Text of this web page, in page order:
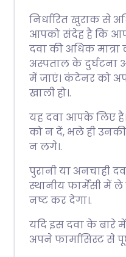
निर्धारित खुराक से
आपको संदेह है कि
दवा की अधिक
अस्पताल के दुर्घटना
में जाएं। कंटेनर को
खाली हो।.
यह दवा आपके लिए
को न दें, भले ही
न लगे।.
पुरानी या अनचाही
स्थानीय फार्मेसी में
नष्ट कर देगा।.
यदि इस दवा के बारे
अपने फार्मासिस्ट से